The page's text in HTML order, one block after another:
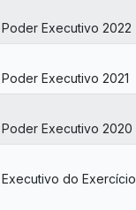
Executivo 2022
Executivo 2021
Executivo 2020
do Exercício